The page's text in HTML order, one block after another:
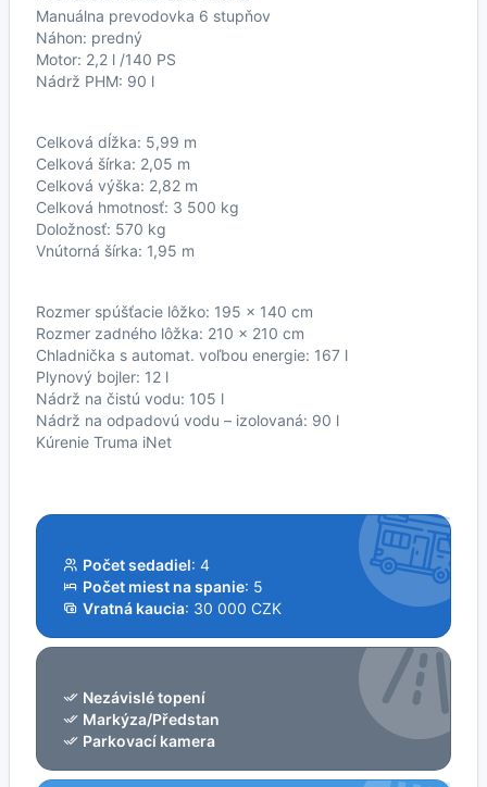
Manuálna prevodovka 6 stupňov
Náhon: predný
Motor: 2,2 l /140 PS
Nádrž PHM: 90 l
Celková dĺžka: 5,99 m
Celková šírka: 2,05 m
Celková výška: 2,82 m
Celková hmotnosť: 3 500 kg
Doložnosť: 570 kg
Vnútorná šírka: 1,95 m
Rozmer spúšťacie lôžko: 195 x 140 cm
Rozmer zadného lôžka: 210 x 210 cm
Chladnička s automat. voľbou energie: 167 l
Plynový bojler: 12 l
Nádrž na čistú vodu: 105 l
Nádrž na odpadovú vodu – izolovaná: 90 l
Kúrenie Truma iNet
Počet sedadiel: 4
Počet miest na spanie: 5
Vratná kaucia: 30 000 CZK
Nezávislé topení
Markýza/Předstan
Parkovací kamera